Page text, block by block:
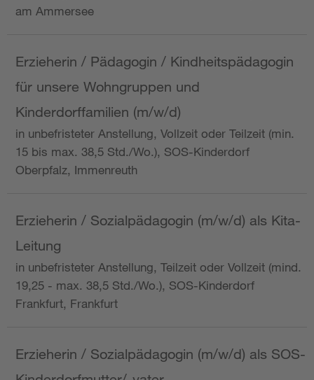
am Ammersee
Erzieherin / Pädagogin / Kindheitspädagogin
für unsere Wohngruppen und
Kinderdorffamilien (m/w/d)
in unbefristeter Anstellung, Vollzeit oder Teilzeit (min.
15 bis max. 38,5 Std./Wo.), SOS-Kinderdorf
Oberpfalz, Immenreuth
Erzieherin / Sozialpädagogin (m/w/d) als Kita-
Leitung
in unbefristeter Anstellung, Teilzeit oder Vollzeit (mind.
19,25 - max. 38,5 Std./Wo.), SOS-Kinderdorf
Frankfurt, Frankfurt
Erzieherin / Sozialpädagogin (m/w/d) als SOS-